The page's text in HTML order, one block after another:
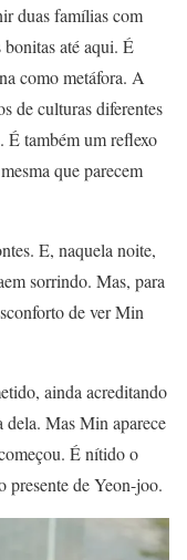
duas famílias com
bonitas até aqui. É
como metáfora. A
de culturas diferentes
É também um reflexo
que parecem
E, naquela noite,
sorrindo. Mas, para
de ver Min
ainda acreditando
dela. Mas Min aparece
É nítido o
presente de Yeon-joo.